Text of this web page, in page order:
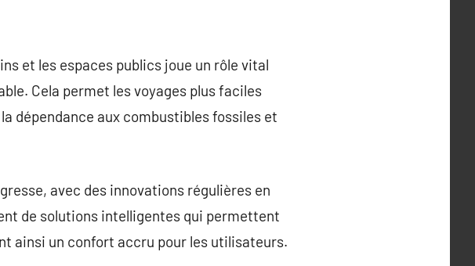
et les espaces publics joue un rôle vital
Cela permet les voyages plus faciles
dépendance aux combustibles fossiles et
avec des innovations régulières en
de solutions intelligentes qui permettent
ainsi un confort accru pour les utilisateurs.